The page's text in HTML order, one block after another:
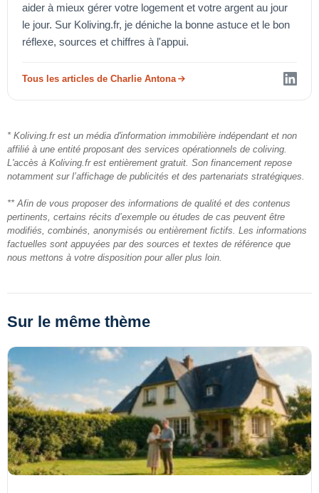
aider à mieux gérer votre logement et votre argent au jour
le jour. Sur Koliving.fr, je déniche la bonne astuce et le bon
réflexe, sources et chiffres à l'appui.
Tous les articles de Charlie Antona
* Koliving.fr est un média d'information immobilière indépendant et non
affilié à une entité proposant des services opérationnels de coliving.
L'accès à Koliving.fr est entièrement gratuit. Son financement repose
notamment sur l’affichage de publicités et des partenariats stratégiques.
** Afin de vous proposer des informations de qualité et des contenus
pertinents, certains récits d’exemple ou études de cas peuvent être
modifiés, combinés, anonymisés ou entièrement fictifs. Les informations
factuelles sont appuyées par des sources et textes de référence que
nous mettons à votre disposition pour aller plus loin.
Sur le même thème